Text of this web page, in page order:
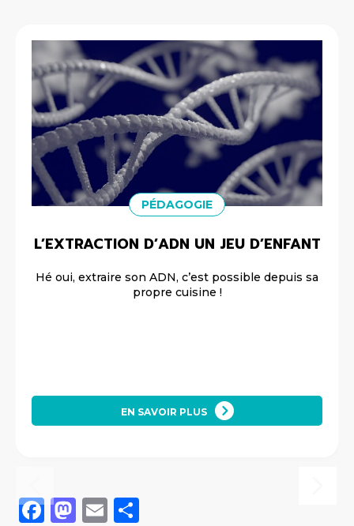
PÉDAGOGIE
L’EXTRACTION D’ADN UN JEU D’ENFANT
Hé oui, extraire son ADN, c’est possible depuis sa
propre cuisine !
EN SAVOIR PLUS
Facebook
Mastodon
Email